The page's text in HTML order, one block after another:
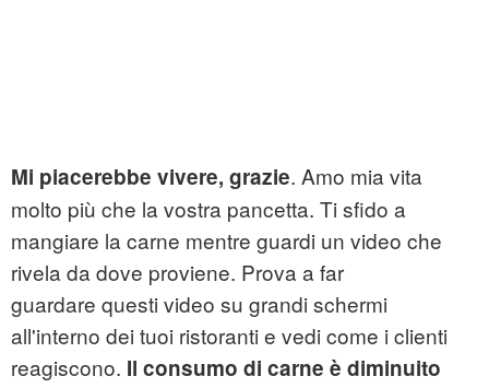
Mi piacerebbe vivere, grazie. Amo mia vita
molto più che la vostra pancetta. Ti sfido a
mangiare la carne mentre guardi un video che
rivela da dove proviene. Prova a far
guardare questi video su grandi schermi
all'interno dei tuoi ristoranti e vedi come i clienti
reagiscono. Il consumo di carne è diminuito